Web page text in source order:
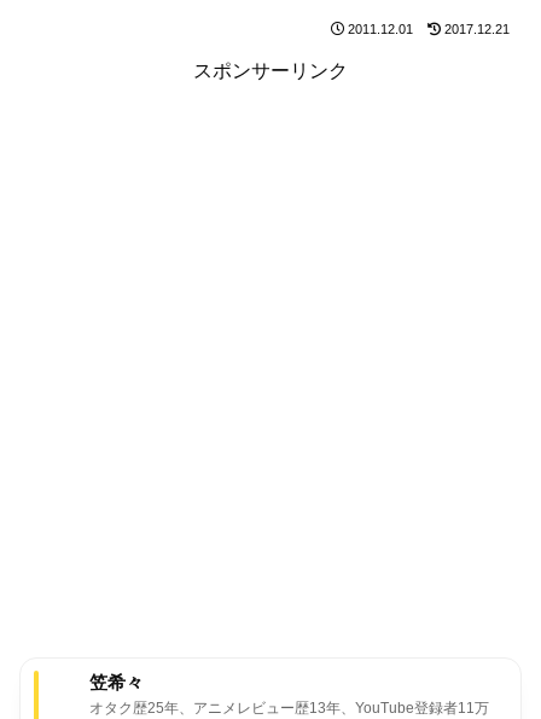
2011.12.01 2017.12.21
スポンサーリンク
笠希々
オタク歴25年、アニメレビュー歴13年、YouTube登録者11万